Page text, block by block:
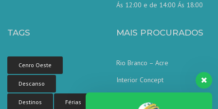
Ás 12:00 e de 14:00 Ás 18:00
TAGS
Cenro Oeste
Descanso
Destinos Férias
MAIS PROCURADOS
Rio Branco – Acre
Interior Concept